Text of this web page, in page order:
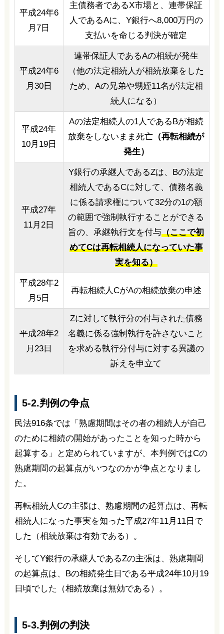
平成24年6
月7日
主債務者であるX市場と、連帯保証
人であるAに、Y銀行へ8,000万円の
支払いを命じる判決が確定
平成24年6
月30日
連帯保証人であるAの相続が発生
（他の法定相続人が相続放棄をした
ため、Aの兄弟や甥姪11名が法定相
続人になる）
平成24年
10月19日
Aの法定相続人の1人であるBが相続
放棄をしないまま死亡 （再転相続が
発生）
平成27年
11月2日
Y銀行の承継人であるZは、Bの法定
相続人であるCに対して、債務名義
に係る請求権について32分の1の額
の範囲で強制執行することができる
旨の、承継執行文を付与（ここで初
めてCは再転相続人になっていた事
実を知る）
平成28年2
月5日
再転相続人CがAの相続放棄の申述
平成28年2
月23日
Zに対して執行分の付与された債務
名義に係る強制執行を許さないこと
を求める執行分付与に対する異議の
訴えを申立て
5-2.判例の争点
民法916条では「熟慮期間はその者の相続人が自己
のために相続の開始があったことを知った時から
起算する」と定められていますが、本判例ではCの
熟慮期間の起算点がいつなのかが争点となりまし
た。
再転相続人Cの主張は、熟慮期間の起算点は、再転
相続人になった事実を知った平成27年11月11日で
した（相続放棄は有効である）。
そしてY銀行の承継人であるZの主張は、熟慮期間
の起算点は、Bの相続発生日である平成24年10月19
日頃でした（相続放棄は無効である）。
5-3.判例の判決